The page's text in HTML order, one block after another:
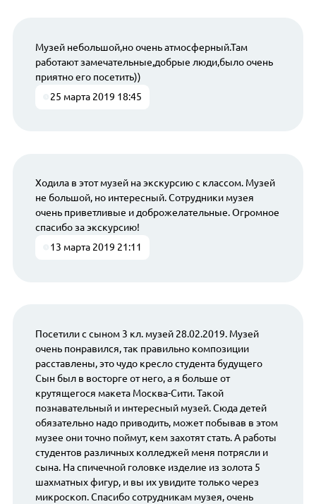
Музей небольшой,но очень атмосферный.Там
работают замечательные,добрые люди,было очень
приятно его посетить))
25 марта 2019 18:45
Ходила в этот музей на экскурсию с классом. Музей
не большой, но интересный. Сотрудники музея
очень приветливые и доброжелательные. Огромное
спасибо за экскурсию!
13 марта 2019 21:11
Посетили с сыном 3 кл. музей 28.02.2019. Музей
очень понравился, так правильно композиции
расставлены, это чудо кресло студента будущего
Сын был в восторге от него, а я больше от
крутящегося макета Москва-Сити. Такой
познавательный и интересный музей. Сюда детей
обязательно надо приводить, может побывав в этом
музее они точно поймут, кем захотят стать. А работы
студентов различных колледжей меня потрясли и
сына. На спичечной головке изделие из золота 5
шахматных фигур, и вы их увидите только через
микроскоп. Спасибо сотрудникам музея, очень